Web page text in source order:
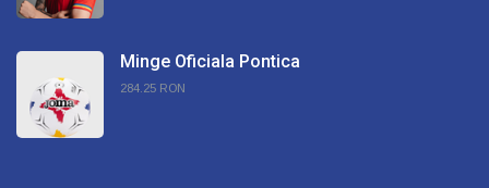
Minge Oficiala Pontica
284.25 RON